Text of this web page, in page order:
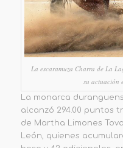
La escaramuza Charra de La
su actuación
La monarca
alcanzó 294.00 puntos
de Martha Limones
León, quienes